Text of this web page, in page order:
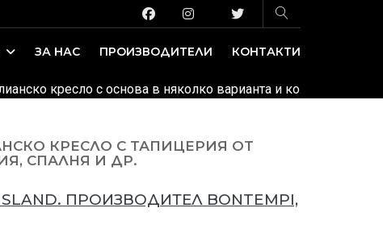
ЗА НАС ПРОИЗВОДИТЕЛИ КОНТАКТИ
кресло с основа в няколко варианта и кожена или
КРЕСЛО С ТАПИЦЕРИЯ ОТ
СПАЛНЯ И ДР.
ПРОИЗВОДИТЕЛ BONTEMPI,